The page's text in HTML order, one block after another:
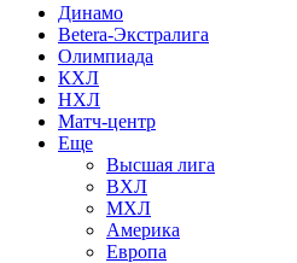
Динамо
Betera-Экстралига
Олимпиада
КХЛ
НХЛ
Матч-центр
Еще
Высшая лига
ВХЛ
МХЛ
Америка
Европа